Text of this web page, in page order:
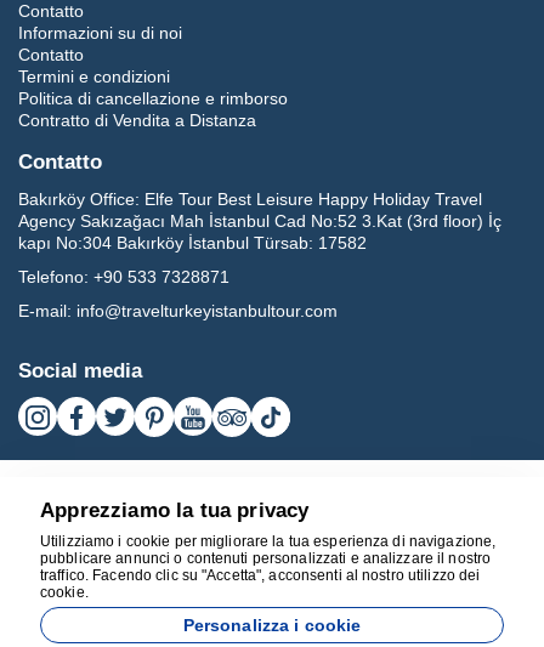
Contatto
Informazioni su di noi
Contatto
Termini e condizioni
Politica di cancellazione e rimborso
Contratto di Vendita a Distanza
Contatto
Bakırköy Office: Elfe Tour Best Leisure Happy Holiday Travel
Agency Sakızağacı Mah İstanbul Cad No:52 3.Kat (3rd floor) İç
kapı No:304 Bakırköy İstanbul Türsab: 17582
Telefono: +90 533 7328871
E-mail: info@travelturkeyistanbultour.com
Social media
Apprezziamo la tua privacy
Utilizziamo i cookie per migliorare la tua esperienza di navigazione,
pubblicare annunci o contenuti personalizzati e analizzare il nostro
traffico. Facendo clic su "Accetta", acconsenti al nostro utilizzo dei
cookie.
Personalizza i cookie